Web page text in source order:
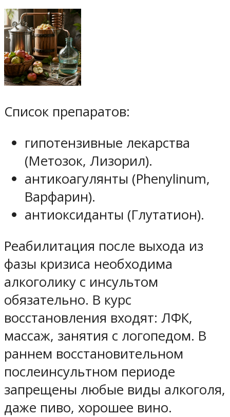
Список препаратов:
гипотензивные лекарства
(Метозок, Лизорил).
антикоагулянты (Phenylinum,
Варфарин).
антиоксиданты (Глутатион).
Реабилитация после выхода из
фазы кризиса необходима
алкоголику с инсультом
обязательно. В курс
восстановления входят: ЛФК,
массаж, занятия с логопедом. В
раннем восстановительном
послеинсультном периоде
запрещены любые виды алкоголя,
даже пиво, хорошее вино.